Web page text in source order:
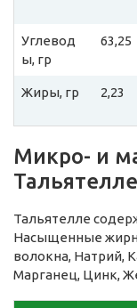
Углевод
ы, гр
63,25
Жиры, гр 2,23
Микро- и
Тальятелле
Тальятелле
Насыщенные
волокна, Натрий,
Марганец, Цинк,